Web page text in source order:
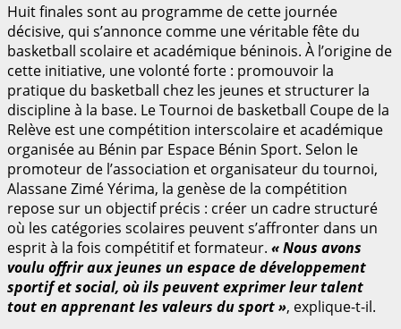
Huit finales sont au programme de cette journée
décisive, qui s’annonce comme une véritable fête du
basketball scolaire et académique béninois. À l’origine de
cette initiative, une volonté forte : promouvoir la
pratique du basketball chez les jeunes et structurer la
discipline à la base. Le Tournoi de basketball Coupe de la
Relève est une compétition interscolaire et académique
organisée au Bénin par Espace Bénin Sport. Selon le
promoteur de l’association et organisateur du tournoi,
Alassane Zimé Yérima, la genèse de la compétition
repose sur un objectif précis : créer un cadre structuré
où les catégories scolaires peuvent s’affronter dans un
esprit à la fois compétitif et formateur. « Nous avons
voulu offrir aux jeunes un espace de développement
sportif et social, où ils peuvent exprimer leur talent
tout en apprenant les valeurs du sport », explique-t-il.